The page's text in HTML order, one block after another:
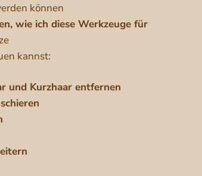
können
wie ich diese Werkzeuge für
kannst:
und Kurzhaar entfernen